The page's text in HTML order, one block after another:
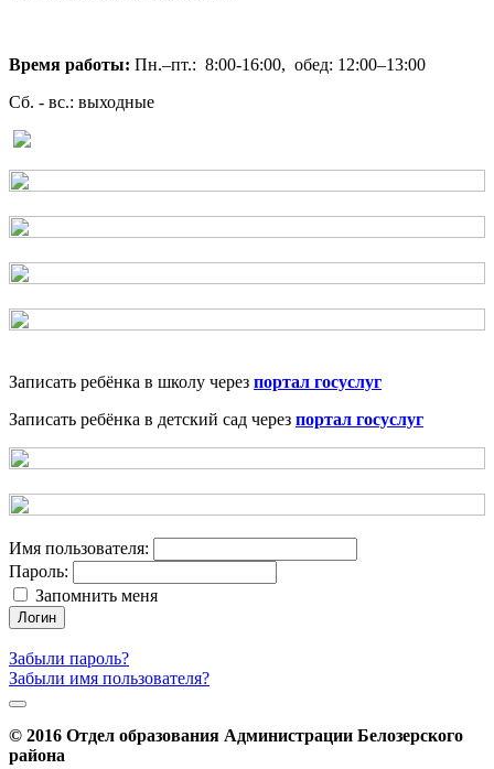
Время работы: Пн.–пт.: 8:00-16:00, обед: 12:00–13:00
Сб. - вс.: выходные
Записать ребёнка в школу через портал госуслуг
Записать ребёнка в детский сад через портал госуслуг
Имя пользователя:
Пароль:
Запомнить меня
Логин
Забыли пароль?
Забыли имя пользователя?
© 2016 Отдел образования Администрации Белозерского
района